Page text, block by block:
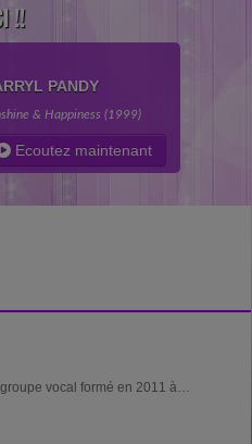
!!
PANDY
& Happiness (1999)
Ecoutez maintenant
vocal formé en 2011 à